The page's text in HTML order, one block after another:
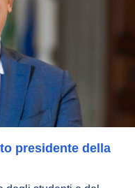
presidente della